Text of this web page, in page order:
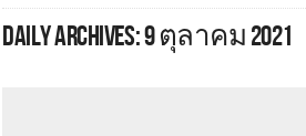
DAILY ARCHIVES:9 ตุลาคม 2021